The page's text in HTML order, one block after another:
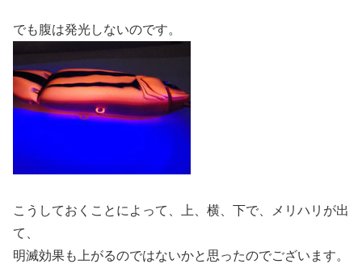
でも腹は発光しないのです。
こうしておくことによって、上、横、下で、メリハリが出
て、
明滅効果も上がるのではないかと思ったのでございます。